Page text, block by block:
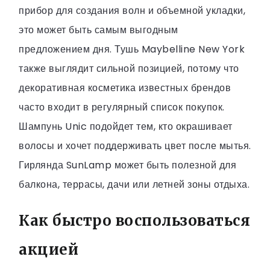
прибор для создания волн и объемной укладки,
это может быть самым выгодным
предложением дня. Тушь Maybelline New York
также выглядит сильной позицией, потому что
декоративная косметика известных брендов
часто входит в регулярный список покупок.
Шампунь Unic подойдет тем, кто окрашивает
волосы и хочет поддерживать цвет после мытья.
Гирлянда SunLamp может быть полезной для
балкона, террасы, дачи или летней зоны отдыха.
Как быстро воспользоваться
акцией